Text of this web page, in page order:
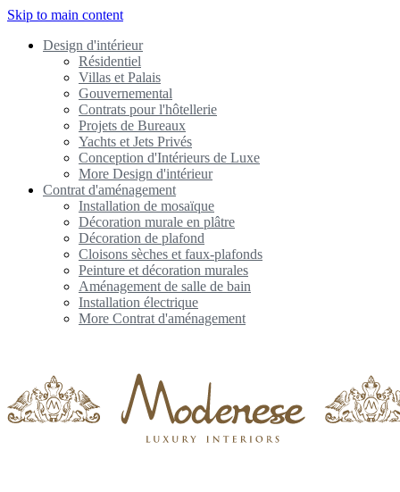
Skip to main content
Design d'intérieur
Résidentiel
Villas et Palais
Gouvernemental
Contrats pour l'hôtellerie
Projets de Bureaux
Yachts et Jets Privés
Conception d'Intérieurs de Luxe
More Design d'intérieur
Contrat d'aménagement
Installation de mosaïque
Décoration murale en plâtre
Décoration de plafond
Cloisons sèches et faux-plafonds
Peinture et décoration murales
Aménagement de salle de bain
Installation électrique
More Contrat d'aménagement